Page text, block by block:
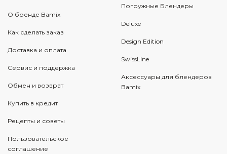
О бренде Bamix
Как сделать заказ
Доставка и оплата
Сервис и поддержка
Обмен и возврат
Купить в кредит
Рецепты и советы
Пользовательское
соглашение
Погружные Блендеры
Deluxe
Design Edition
SwissLine
Аксессуары для блендеров
Bamix